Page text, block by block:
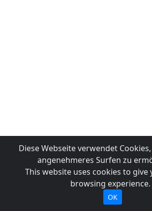
Diese Webseite verwendet
angenehmeres Surfen zu
This website uses cookies to give
browsing experience.
OK